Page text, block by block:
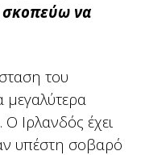
σκοπεύω να
του
μεγαλύτερα
Ιρλανδός έχει
υπέστη σοβαρό